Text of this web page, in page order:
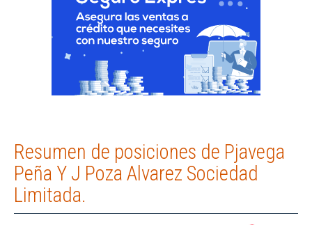
Resumen de posiciones de Pjavega
Peña Y J Poza Alvarez Sociedad
Limitada.